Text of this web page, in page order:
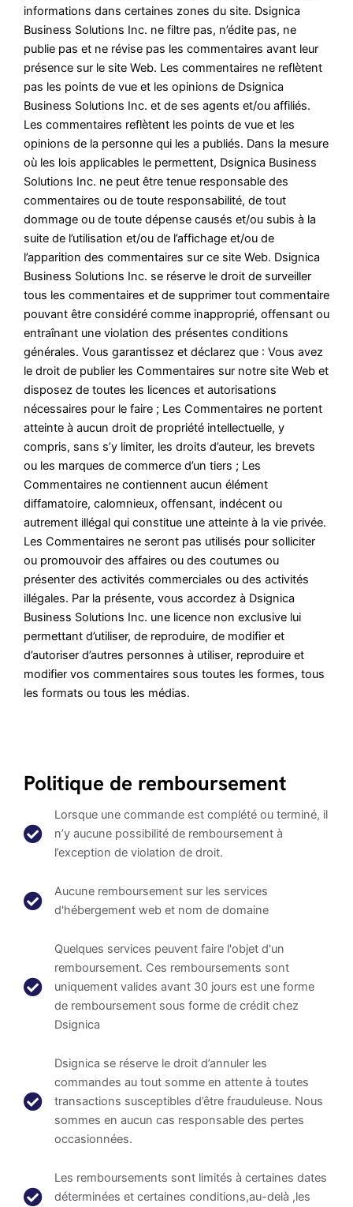
informations dans certaines zones du site. Dsignica
Business Solutions Inc. ne filtre pas, n’édite pas, ne
publie pas et ne révise pas les commentaires avant leur
présence sur le site Web. Les commentaires ne reflètent
pas les points de vue et les opinions de Dsignica
Business Solutions Inc. et de ses agents et/ou affiliés.
Les commentaires reflètent les points de vue et les
opinions de la personne qui les a publiés. Dans la mesure
où les lois applicables le permettent, Dsignica Business
Solutions Inc. ne peut être tenue responsable des
commentaires ou de toute responsabilité, de tout
dommage ou de toute dépense causés et/ou subis à la
suite de l’utilisation et/ou de l’affichage et/ou de
l’apparition des commentaires sur ce site Web. Dsignica
Business Solutions Inc. se réserve le droit de surveiller
tous les commentaires et de supprimer tout commentaire
pouvant être considéré comme inapproprié, offensant ou
entraînant une violation des présentes conditions
générales. Vous garantissez et déclarez que : Vous avez
le droit de publier les Commentaires sur notre site Web et
disposez de toutes les licences et autorisations
nécessaires pour le faire ; Les Commentaires ne portent
atteinte à aucun droit de propriété intellectuelle, y
compris, sans s’y limiter, les droits d’auteur, les brevets
ou les marques de commerce d’un tiers ; Les
Commentaires ne contiennent aucun élément
diffamatoire, calomnieux, offensant, indécent ou
autrement illégal qui constitue une atteinte à la vie privée.
Les Commentaires ne seront pas utilisés pour solliciter
ou promouvoir des affaires ou des coutumes ou
présenter des activités commerciales ou des activités
illégales. Par la présente, vous accordez à Dsignica
Business Solutions Inc. une licence non exclusive lui
permettant d’utiliser, de reproduire, de modifier et
d’autoriser d’autres personnes à utiliser, reproduire et
modifier vos commentaires sous toutes les formes, tous
les formats ou tous les médias.
Politique de remboursement
Lorsque une commande est complété ou terminé, il
n’y aucune possibilité de remboursement à
l’exception de violation de droit.
Aucune remboursement sur les services
d'hébergement web et nom de domaine
Quelques services peuvent faire l'objet d'un
remboursement. Ces remboursements sont
uniquement valides avant 30 jours est une forme
de remboursement sous forme de crédit chez
Dsignica
Dsignica se réserve le droit d’annuler les
commandes au tout somme en attente à toutes
transactions susceptibles d’être frauduleuse. Nous
sommes en aucun cas responsable des pertes
occasionnées.
Les remboursements sont limités à certaines dates
déterminées et certaines conditions,au-delà ,les